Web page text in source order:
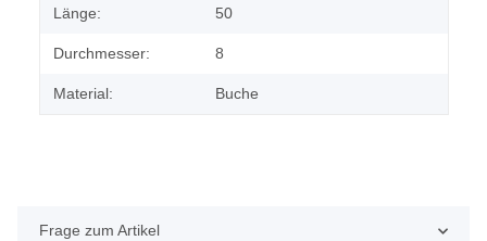
Länge: 50
Durchmesser: 8
Material: Buche
Frage zum Artikel